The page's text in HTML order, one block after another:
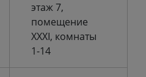
этаж 7,
помещение
XXXI, комнаты
1-14